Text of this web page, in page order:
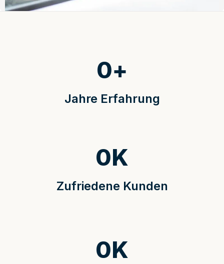
Jahre Erfahrung
0+
Zufriedene Kunden
0K
0K